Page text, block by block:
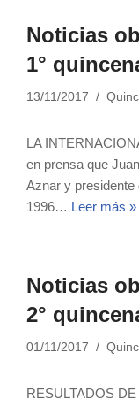
Noticias
1°
13/11/2017
LA
en prensa que
Aznar y presidente
1996… Leer más »
Noticias
2°
01/11/2017
RESULTADOS